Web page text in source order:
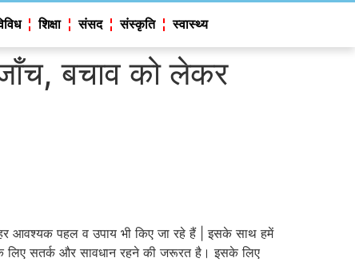
शिक्षा संसद संस्कृति स्वास्थ्य
बचाव को लेकर
आवश्यक पहल व उपाय भी किए जा रहे हैं | इसके साथ हमें
लिए सतर्क और सावधान रहने की जरूरत है। इसके लिए